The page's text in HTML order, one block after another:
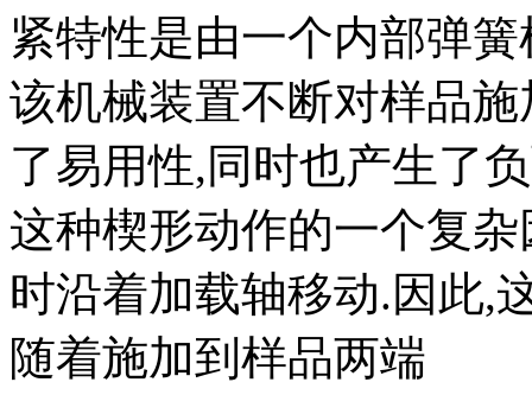
紧特性是由一个内部弹
该机械装置不断对样品
了易用性,同时也产生了
这种楔形动作的一个复
时沿着加载轴移动.因此,
随着施加到样品两端